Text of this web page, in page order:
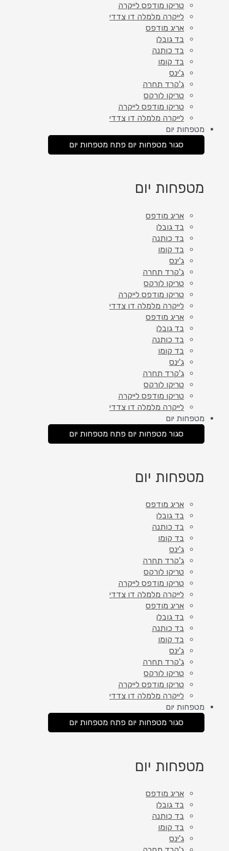
טריקו מודפס לייקרה
לייקרה מלמלה דו צדדי
אריג מודפס
בד גובלן
בד כותנה
בד קומו
ג'ינס
ג'קרד תחרה
טריקו לורקס
טריקו מודפס לייקרה
לייקרה מלמלה דו צדדי
מטפחות יום
סגור מטפחות יום פתח מטפחות יום
מטפחות יום
אריג מודפס
בד גובלן
בד כותנה
בד קומו
ג'ינס
ג'קרד תחרה
טריקו לורקס
טריקו מודפס לייקרה
לייקרה מלמלה דו צדדי
אריג מודפס
בד גובלן
בד כותנה
בד קומו
ג'ינס
ג'קרד תחרה
טריקו לורקס
טריקו מודפס לייקרה
לייקרה מלמלה דו צדדי
מטפחות יום
סגור מטפחות יום פתח מטפחות יום
מטפחות יום
אריג מודפס
בד גובלן
בד כותנה
בד קומו
ג'ינס
ג'קרד תחרה
טריקו לורקס
טריקו מודפס לייקרה
לייקרה מלמלה דו צדדי
אריג מודפס
בד גובלן
בד כותנה
בד קומו
ג'ינס
ג'קרד תחרה
טריקו לורקס
טריקו מודפס לייקרה
לייקרה מלמלה דו צדדי
מטפחות יום
סגור מטפחות יום פתח מטפחות יום
מטפחות יום
אריג מודפס
בד גובלן
בד כותנה
בד קומו
ג'ינס